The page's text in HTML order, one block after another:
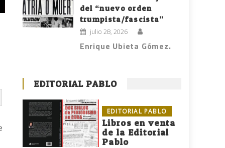
del “nuevo orden
trumpista/fascista”
julio 28, 2026
Enrique Ubieta Gómez.
EDITORIAL PABLO
EDITORIAL PABLO
Libros en venta
de la Editorial
Pablo